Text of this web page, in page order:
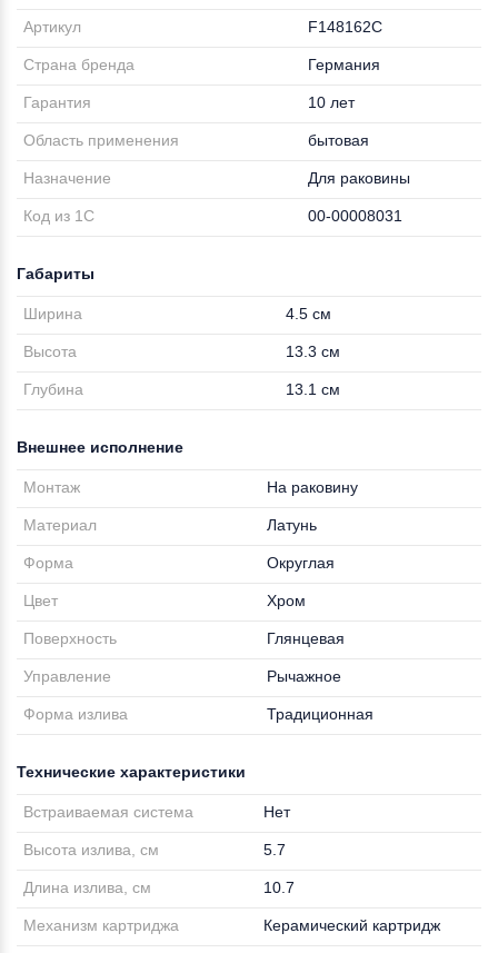
Артикул F148162C
Страна бренда Германия
Гарантия 10 лет
Область применения бытовая
Назначение Для раковины
Код из 1С 00-00008031
Габариты
Ширина 4.5 см
Высота 13.3 см
Глубина 13.1 см
Внешнее исполнение
Монтаж На раковину
Материал Латунь
Форма Округлая
Цвет Хром
Поверхность Глянцевая
Управление Рычажное
Форма излива Традиционная
Технические характеристики
Встраиваемая система Нет
Высота излива, см 5.7
Длина излива, см 10.7
Механизм картриджа Керамический картридж